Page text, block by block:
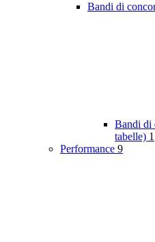
Bandi di
Bandi di
tabelle) 1
Performance 9